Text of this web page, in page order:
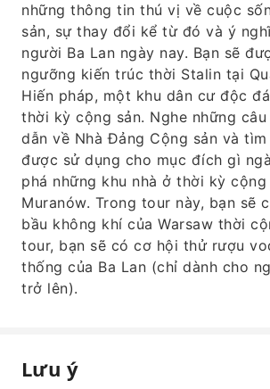
những thông tin thú vị về cuộc
sản, sự thay đổi kể từ đó và ý
người Ba Lan ngày nay. Bạn sẽ
ngưỡng kiến ​​trúc thời Stalin tại
Hiến pháp, một khu dân cư độc
thời kỳ cộng sản. Nghe những câu
dẫn về Nhà Đảng Cộng sản và
được sử dụng cho mục đích gì
phá những khu nhà ở thời kỳ cộng
Muranów. Trong tour này, bạn sẽ
bầu không khí của Warsaw thời
tour, bạn sẽ có cơ hội thử rượu
thống của Ba Lan (chỉ dành cho
trở lên).
Lưu ý